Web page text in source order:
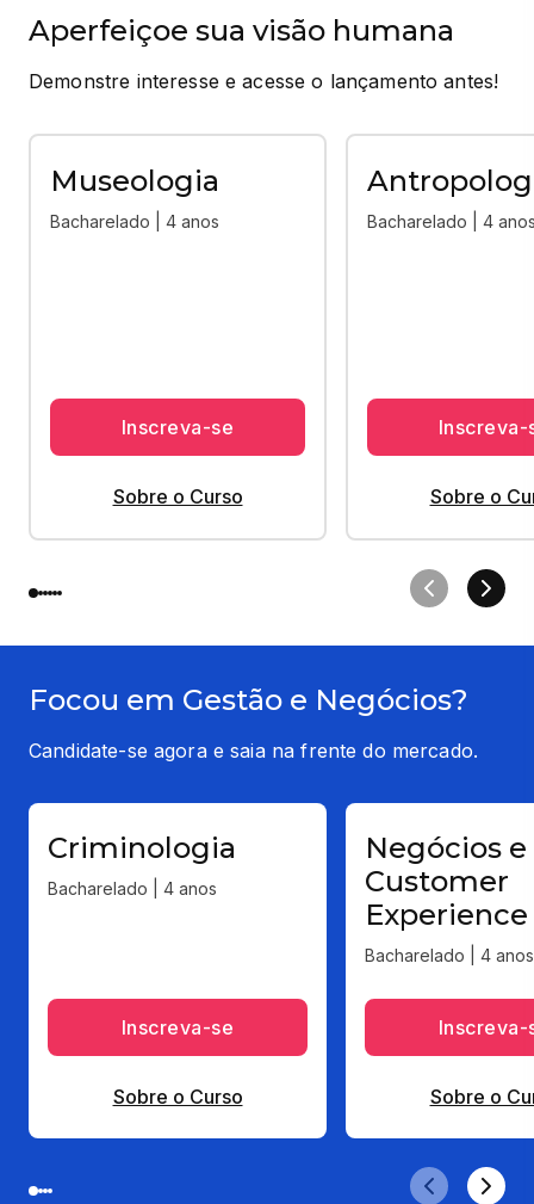
Aperfeiçoe sua visão humana
Demonstre interesse e acesse o lançamento antes!
Museologia
Bacharelado | 4 anos
Inscreva-se
Sobre o Curso
Bacharelado | 4
Inscreva-
Sobre o
Focou em Gestão e Negócios?
Candidate-se agora e saia na frente do mercado.
Criminologia
Bacharelado | 4 anos
Inscreva-se
Sobre o Curso
Negócios e
Customer
Experience
Bacharelado | 4 anos
Inscreva-
Sobre o